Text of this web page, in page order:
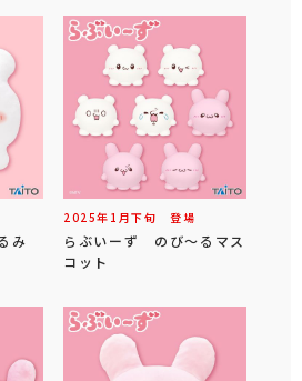
み
2025年 1 月下旬 登場
らぶいーず のび～るマス
コット